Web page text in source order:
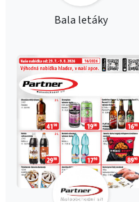
Bala letáky